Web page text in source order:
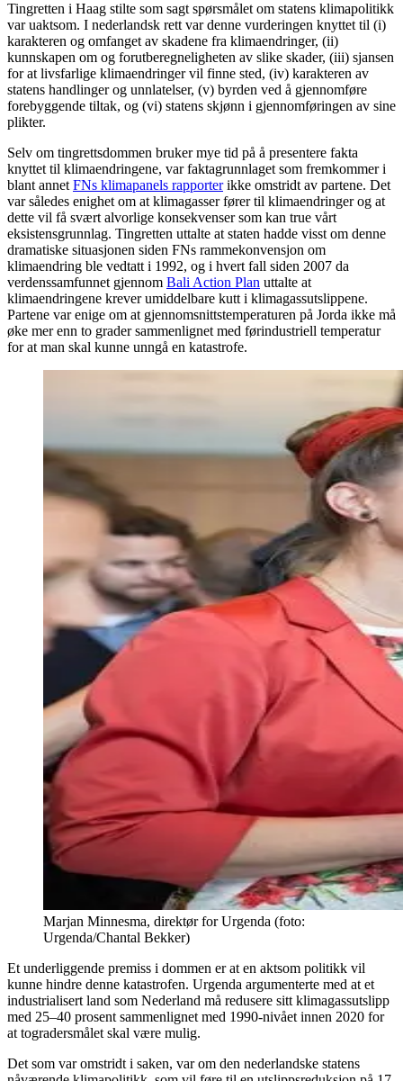
Tingretten i Haag stilte som sagt spørsmålet om statens klimapolitikk
var uaktsom. I nederlandsk rett var denne vurderingen knyttet til (i)
karakteren og omfanget av skadene fra klimaendringer, (ii)
kunnskapen om og forutberegneligheten av slike skader, (iii) sjansen
for at livsfarlige klimaendringer vil finne sted, (iv) karakteren av
statens handlinger og unnlatelser, (v) byrden ved å gjennomføre
forebyggende tiltak, og (vi) statens skjønn i gjennomføringen av sine
plikter.
Selv om tingrettsdommen bruker mye tid på å presentere fakta
knyttet til klimaendringene, var faktagrunnlaget som fremkommer i
blant annet FNs klimapanels rapporterikke omstridt av partene. Det
var således enighet om at klimagasser fører til klimaendringer og at
dette vil få svært alvorlige konsekvenser som kan true vårt
eksistensgrunnlag. Tingretten uttalte at staten hadde visst om denne
dramatiske situasjonen siden FNs rammekonvensjon om
klimaendring ble vedtatt i 1992, og i hvert fall siden 2007 da
verdenssamfunnet gjennom Bali Action Plan uttalte at
klimaendringene krever umiddelbare kutt i klimagassutslippene.
Partene var enige om at gjennomsnittstemperaturen på Jorda ikke må
øke mer enn to grader sammenlignet med førindustriell temperatur
for at man skal kunne unngå en katastrofe.
Marjan Minnesma, direktør for Urgenda (foto:
Urgenda/Chantal Bekker)
Et underliggende premiss i dommen er at en aktsom politikk vil
kunne hindre denne katastrofen. Urgenda argumenterte med at et
industrialisert land som Nederland må redusere sitt klimagassutslipp
med 25–40 prosent sammenlignet med 1990-nivået innen 2020 for
at togradersmålet skal være mulig.
Det som var omstridt i saken, var om den nederlandske statens